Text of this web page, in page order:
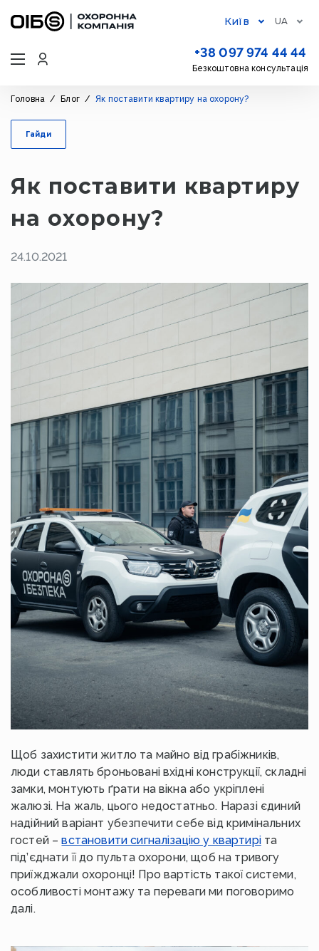
Київ UA
+38 097 974 44 44
Безкоштовна консультація
Головна / Блог / Як поставити квартиру на охорону?
Гайди
Як поставити квартиру
на охорону?
24.10.2021
Щоб захистити житло та майно від грабіжників,
люди ставлять броньовані вхідні конструкції, складні
замки, монтують ґрати на вікна або укріплені
жалюзі. На жаль, цього недостатньо. Наразі єдиний
надійний варіант убезпечити себе від кримінальних
гостей –встановити сигналізацію у квартиріта
під’єднати її до пульта охорони, щоб на тривогу
приїжджали охоронці! Про вартість такої системи,
особливості монтажу та переваги ми поговоримо
далі.